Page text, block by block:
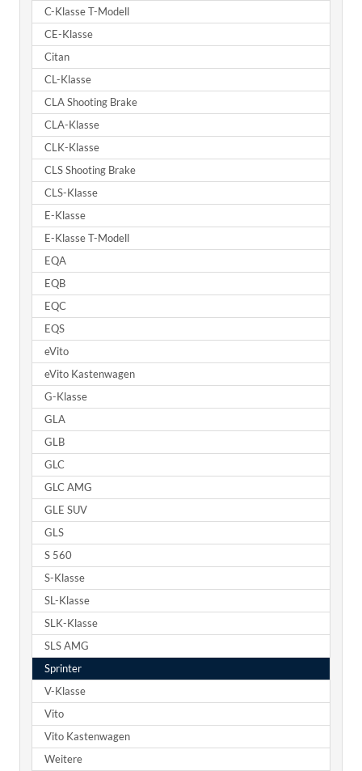
C-Klasse T-Modell
CE-Klasse
Citan
CL-Klasse
CLA Shooting Brake
CLA-Klasse
CLK-Klasse
CLS Shooting Brake
CLS-Klasse
E-Klasse
E-Klasse T-Modell
EQA
EQB
EQC
EQS
eVito
eVito Kastenwagen
G-Klasse
GLA
GLB
GLC
GLC AMG
GLE SUV
GLS
S 560
S-Klasse
SL-Klasse
SLK-Klasse
SLS AMG
Sprinter
V-Klasse
Vito
Vito Kastenwagen
Weitere